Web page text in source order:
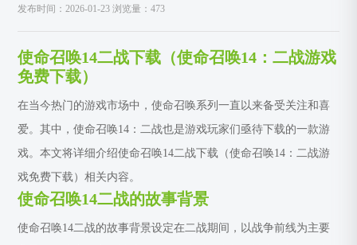
发布时间：2026-01-23 浏览量：473
使命召唤14二战下载（使命召唤14：二战游戏
免费下载）
在当今热门的游戏市场中，使命召唤系列一直以来备受关注和喜
爱。其中，使命召唤14：二战也是游戏玩家们亟待下载的一款游
戏。本文将详细介绍使命召唤14二战下载（使命召唤14：二战游
戏免费下载）相关内容。
使命召唤14二战的故事背景
使命召唤14二战的故事背景设定在二战期间，以战争前线为主要